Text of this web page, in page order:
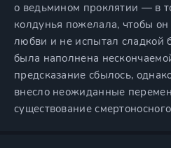
о ведьмином проклятии — в
колдунья пожелала, чтобы
любви и не испытал сладкой
была наполнена
предсказание сбылось,
внесло неожиданные
существование